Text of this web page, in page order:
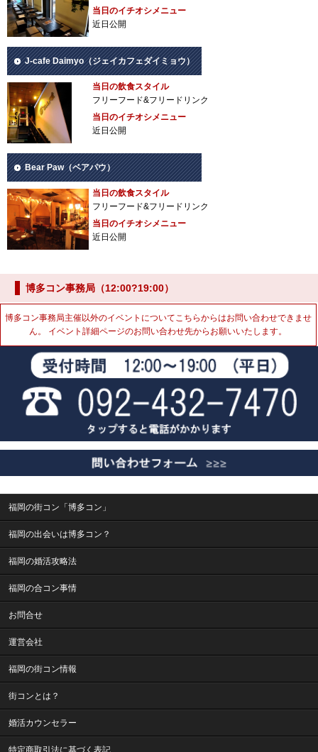
当日のイチオシメニュー
近日公開
J-cafe Daimyo（ジェイカフェダイミョウ）
当日の飲食スタイル
フリーフード&フリードリンク
当日のイチオシメニュー
近日公開
Bear Paw（ベアパウ）
当日の飲食スタイル
フリーフード&フリードリンク
当日のイチオシメニュー
近日公開
博多コン事務局（12:00?19:00）
博多コン事務局主催以外のイベントについてこちらからはお問い合わせできませ
ん。 イベント詳細ページのお問い合わせ先からお願いいたします。
福岡の街コン「博多コン」
福岡の出会いは博多コン？
福岡の婚活攻略法
福岡の合コン事情
お問合せ
運営会社
福岡の街コン情報
街コンとは？
婚活カウンセラー
特定商取引法に基づく表記